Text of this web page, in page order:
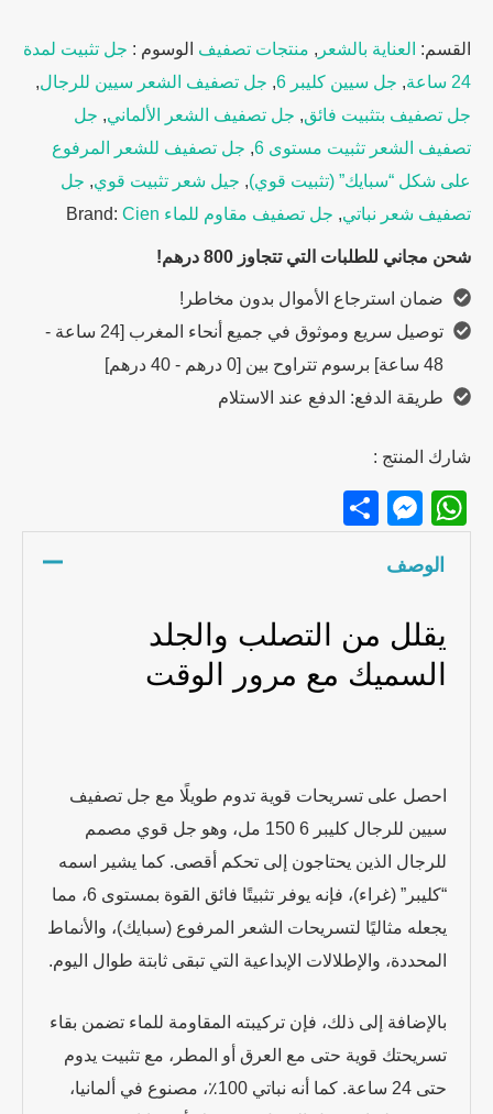
القسم: العناية بالشعر , منتجات تصفيف الوسوم : جل تثبيت لمدة
24 ساعة
, جل سيين كليبر 6 , جل تصفيف الشعر سيين للرجال,
جل تصفيف بتثبيت فائق, جل تصفيف الشعر الألماني, جل
تصفيف الشعر تثبيت مستوى 6
, جل تصفيف للشعر المرفوع
على شكل “سبايك” (تثبيت قوي), جيل شعر تثبيت قوي, جل
تصفيف شعر نباتي, جل تصفيف مقاوم للماء Brand: Cien
شحن مجاني للطلبات التي تتجاوز 800 درهم!
ضمان استرجاع الأموال بدون مخاطر!
توصيل سريع وموثوق في جميع أنحاء المغرب [24 ساعة -
48 ساعة] برسوم تتراوح بين [0 درهم - 40 درهم]
طريقة الدفع: الدفع عند الاستلام
شارك المنتج :
WhatsApp
Messenger
الوصف
يقلل من التصلب والجلد
السميك مع مرور الوقت
احصل على تسريحات قوية تدوم طويلًا مع جل تصفيف
سيين للرجال كليبر 6 150 مل، وهو جل قوي مصمم
للرجال الذين يحتاجون إلى تحكم أقصى. كما يشير اسمه
“كليبر” (غراء)، فإنه يوفر تثبيتًا فائق القوة بمستوى 6، مما
يجعله مثاليًا لتسريحات الشعر المرفوع (سبايك)، والأنماط
المحددة، والإطلالات الإبداعية التي تبقى ثابتة طوال اليوم.
بالإضافة إلى ذلك، فإن تركيبته المقاومة للماء تضمن بقاء
تسريحتك قوية حتى مع العرق أو المطر، مع تثبيت يدوم
حتى 24 ساعة. كما أنه نباتي 100٪، مصنوع في ألمانيا،